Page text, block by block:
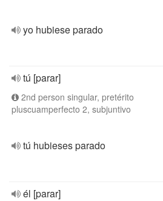
yo hubiese parado
tú [parar]
2nd person singular, pretérito
pluscuamperfecto 2, subjuntivo
tú hubieses parado
él [parar]